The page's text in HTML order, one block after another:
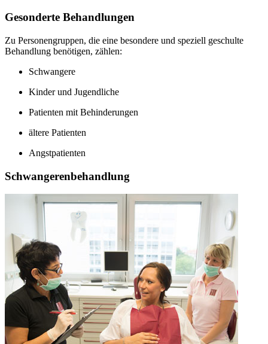
Gesonderte Behandlungen
Zu Personengruppen, die eine besondere und speziell geschulte
Behandlung benötigen, zählen:
Schwangere
Kinder und Jugendliche
Patienten mit Behinderungen
ältere Patienten
Angstpatienten
Schwangerenbehandlung